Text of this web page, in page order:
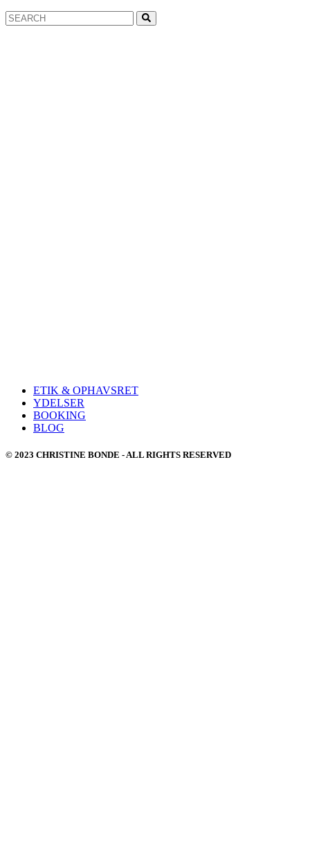
Search
for:
ETIK & OPHAVSRET
YDELSER
BOOKING
BLOG
© 2023 CHRISTINE BONDE - ALL RIGHTS RESERVED